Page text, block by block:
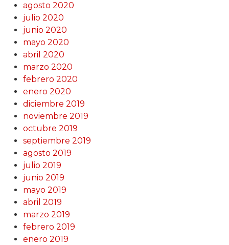
agosto 2020
julio 2020
junio 2020
mayo 2020
abril 2020
marzo 2020
febrero 2020
enero 2020
diciembre 2019
noviembre 2019
octubre 2019
septiembre 2019
agosto 2019
julio 2019
junio 2019
mayo 2019
abril 2019
marzo 2019
febrero 2019
enero 2019